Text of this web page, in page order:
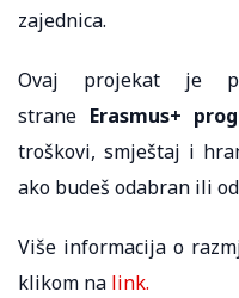
zajednica.
Ovaj projekat je
strane Erasmus+
troškovi, smještaj i
ako budeš odabran ili
Više informacija o
klikom na link.